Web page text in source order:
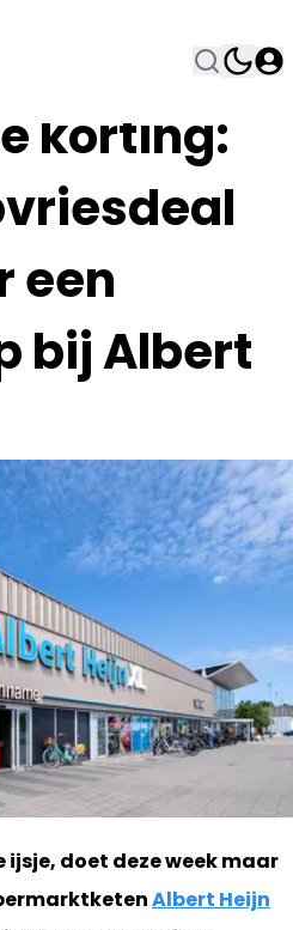
korting:
een
bij Albert
ijsje, doet deze week maar
Albert Heijn